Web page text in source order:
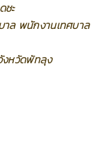
ชะ
ล พนักงานเทศบาล
งหวัดพัทลุง